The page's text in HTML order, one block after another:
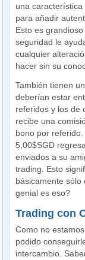
una
para añadir
Esto es
seguridad le
cualquier
hacer sin su
También tienen
deberían estar
referidos y los de
recibe una
bono por
5,00$SGD
enviados a su
trading. Esto
básicamente sólo
genial es eso?
Trading con
Como no
podido
intercambio.